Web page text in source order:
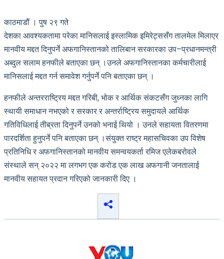
काठमाडौं । पुष २९ गते
देशका आवश्यकतामा परेका मानिसलाई इस्लामिक इमिरेट्ससँग तालमेल मिलाएर
मानवीय मद्दत दिनुपर्ने अफगानिस्तानको तालिबान सरकारका उप–प्रधानमन्त्री
अब्दुल सलाम हनफीले बताएका छन् ।उनले अफगानिस्तानका कर्मचारीलाई
मानिसलाई मद्दत गर्न समावेश गर्नुपर्ने पनि बताएका छन् ।
हनफीले अन्तरराष्ट्रिय मद्दत गरिबी, भोक र आर्थिक संकटसँग जुध्नका लागि
स्थायी समाधान नभएको र सरकार र अन्तर्राष्ट्रिय समुदायले आर्थिक
गतिविधिलाई तीब्रता दिनुपर्ने उनको भनाई थियो । उनले सहायता वितरणमा
पारदर्शिता हुनुपर्ने पनि बताएका छन् ।संयुक्त राष्ट्र महासचिवका उप विशेष
प्रतिनिधि र अफगानिस्तानको मानवीय समन्वयकर्ता रमिज एलेकबरोवले
संस्थाले सन् २०२२ मा लगभग एक करोड एक लाख अफगानी जनतालाई
मानवीय सहायत प्रदान गरिएको जानकारी दिए ।